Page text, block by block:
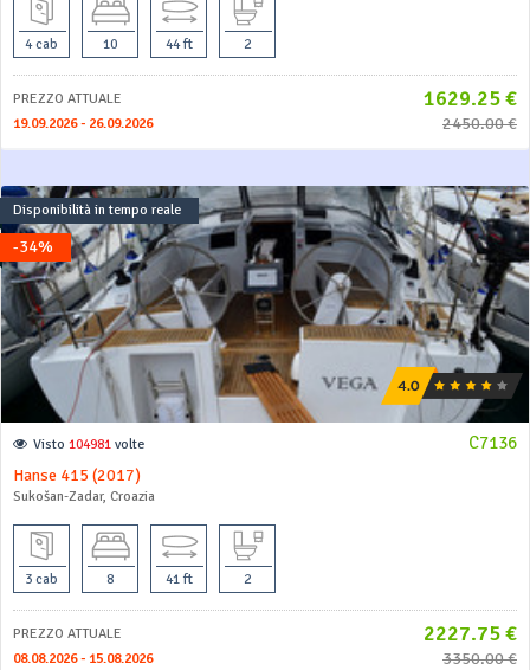
4 cab 10 44 ft 2
PREZZO ATTUALE 1629.25 €
19.09.2026 - 26.09.2026 2450.00 €
-34%
Disponibilità in tempo reale
C7136
Visto 104981 volte
Hanse 415 (2017)
Sukošan-Zadar, Croazia
3 cab 8 41 ft 2
PREZZO ATTUALE 2227.75 €
08.08.2026 - 15.08.2026 3350.00 €